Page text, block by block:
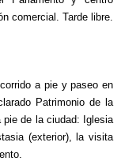
comercial. Tarde libre.
a pie y paseo en
Patrimonio de la
pie de la ciudad: Iglesia
(exterior), la visita